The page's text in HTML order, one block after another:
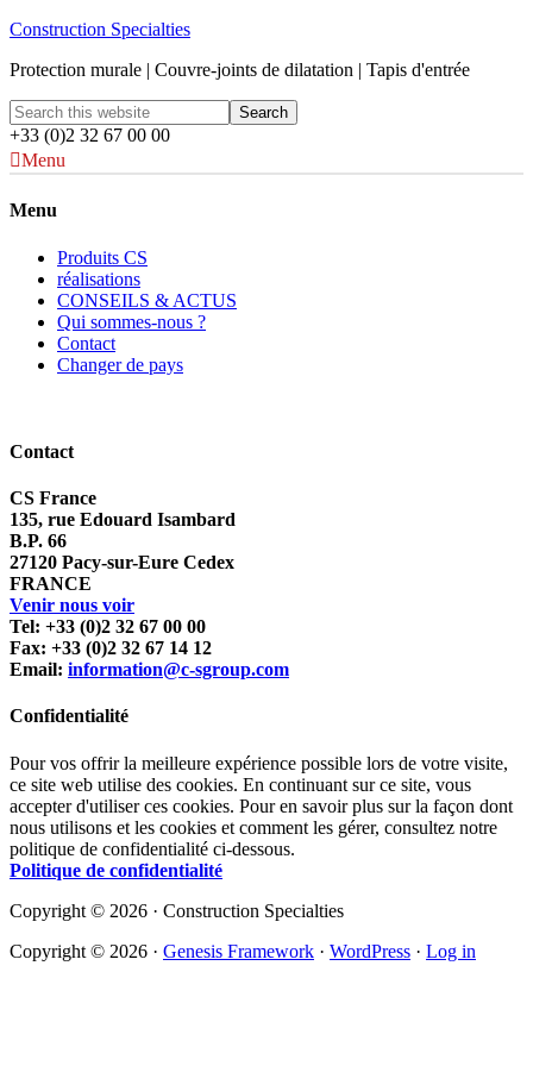
Construction Specialties
Protection murale | Couvre-joints de dilatation | Tapis d'entrée
+33 (0)2 32 67 00 00
Menu
Menu
Produits CS
réalisations
CONSEILS & ACTUS
Qui sommes-nous ?
Contact
Changer de pays
Contact
CS France
135, rue Edouard Isambard
B.P. 66
27120 Pacy-sur-Eure Cedex
FRANCE
Venir nous voir
Tel: +33 (0)2 32 67 00 00
Fax: +33 (0)2 32 67 14 12
Email: information@c-sgroup.com
Confidentialité
Pour vos offrir la meilleure expérience possible lors de votre visite,
ce site web utilise des cookies. En continuant sur ce site, vous
accepter d'utiliser ces cookies. Pour en savoir plus sur la façon dont
nous utilisons et les cookies et comment les gérer, consultez notre
politique de confidentialité ci-dessous.
Politique de confidentialité
Copyright © 2026 · Construction Specialties
Copyright © 2026 · Genesis Framework · WordPress · Log in